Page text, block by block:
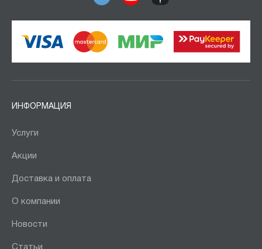
ИНФОРМАЦИЯ
Услуги
Акции
Доставка и оплата
О компании
Новости
Статьи